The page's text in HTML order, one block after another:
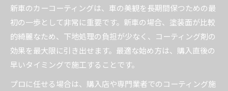
新車のカーコーティングは、車の美観を長期間保つための最
初の一歩として非常に重要です。新車の場合、塗装面が比較
的綺麗なため、下地処理の負担が少なく、コーティング剤の
効果を最大限に引き出せます。最適な始め方は、購入直後の
早いタイミングで施工することです。
プロに任せる場合は、購入店や専門業者でのコーティング施